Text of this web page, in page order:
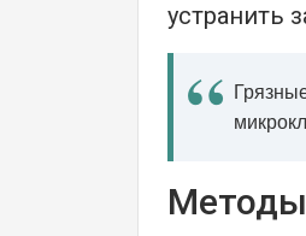
устранить
Методы